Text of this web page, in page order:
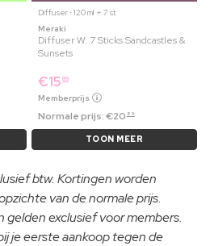
Diffuser ⋅ 120 ml + 7 st
Meraki
Diffuser W. 7 Sticks Sandcastles &
Sunsets
€15 69
Memberprijs
Normale prijs:€20 89
TOON MEER
btw. Kortingen worden
van de normale prijs.
gelden exclusief voor members.
je eerste aankoop tegen de